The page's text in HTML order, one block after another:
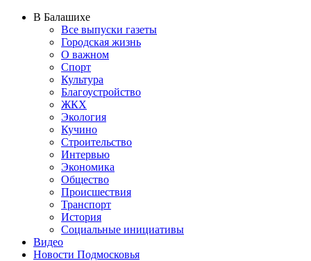
В Балашихе
Все выпуски газеты
Городская жизнь
О важном
Спорт
Культура
Благоустройство
ЖКХ
Экология
Кучино
Строительство
Интервью
Экономика
Общество
Происшествия
Транспорт
История
Социальные инициативы
Видео
Новости Подмосковья